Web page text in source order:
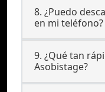
8. ¿Puedo
en mi teléfono?
9. ¿Qué tan
Asobistage?